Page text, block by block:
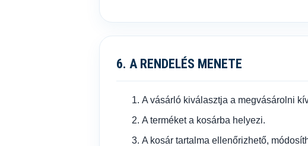
6. A RENDELÉS MENETE
A vásárló kiválasztja a megvásárolni
A terméket a kosárba helyezi.
A kosár tartalma ellenőrizhető,